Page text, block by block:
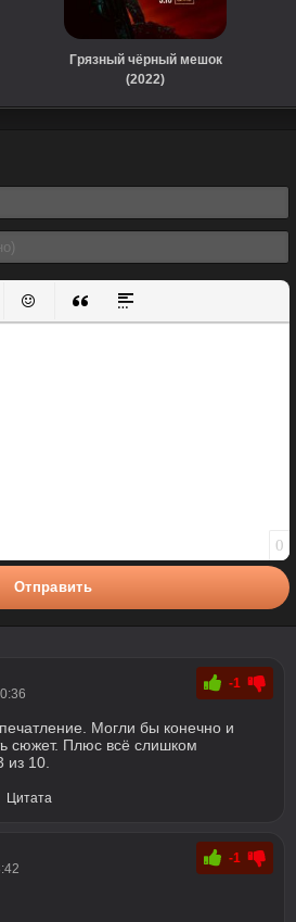
Грязный чёрный мешок
(2022)
Вставить смайлик
Вставка цитаты
Вставка спойлера
0
Отправить
-1
Могли бы конечно и
сюжет. Плюс всё слишком
из 10.
Цитата
-1